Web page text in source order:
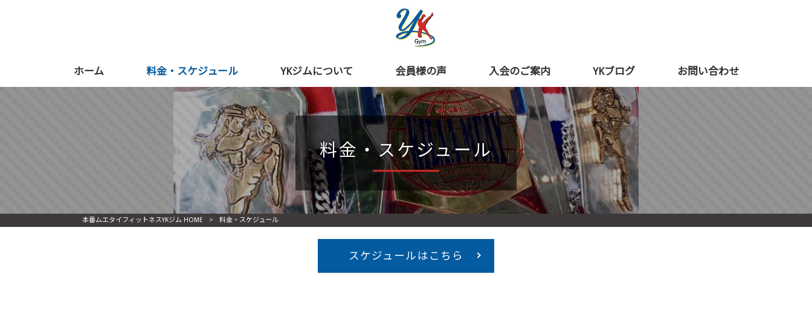
ホーム 料金・スケジュール YKジムについて 会員様の声 入会のご案内 YKブログ お問い合わせ
料金・スケジュール
本番ムエタイフィットネスYKジム HOME > 料金・スケジュール
スケジュールはこちら